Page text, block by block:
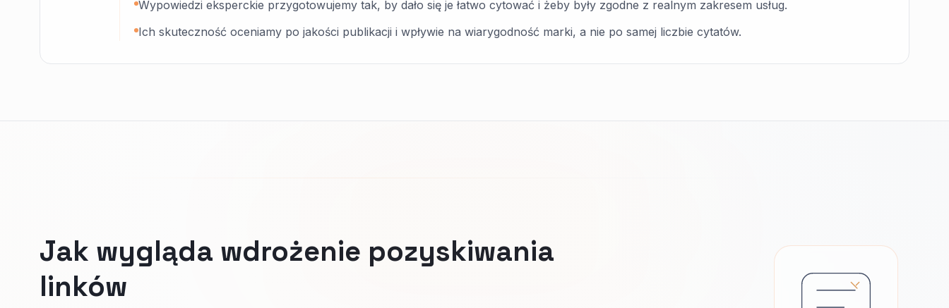
Wypowiedzi eksperckie przygotowujemy tak, by dało się je łatwo cytować i żeby były zgodne z realnym zakresem usług.
Ich skuteczność oceniamy po jakości publikacji i wpływie na wiarygodność marki, a nie po samej liczbie cytatów.
Jak wygląda wdrożenie pozyskiwania
linków